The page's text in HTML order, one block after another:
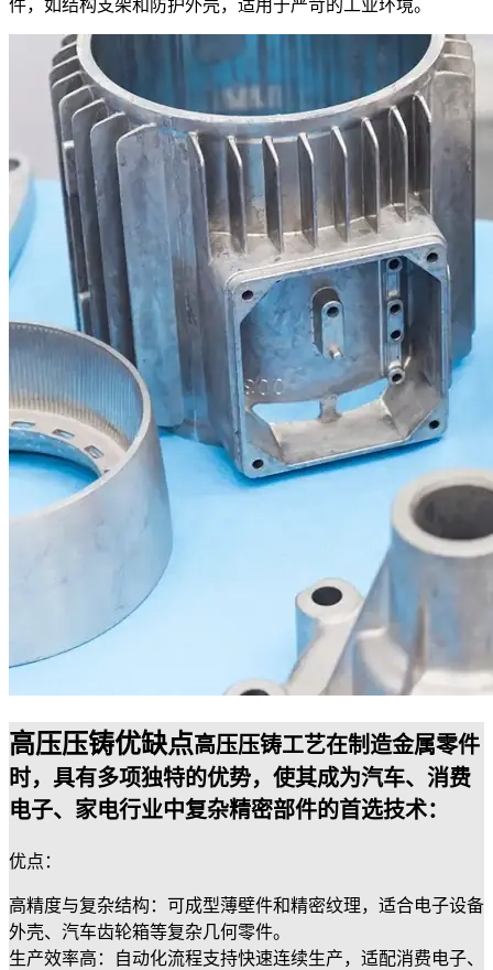
件，如结构支架和防护外壳，适用于严苛的工业环境。
高压压铸优缺点高压压铸工艺在制造金属零件
时，具有多项独特的优势，使其成为汽车、消费
电子、家电行业中复杂精密部件的首选技术：
优点：
​高精度与复杂结构：可成型薄壁件和精密纹理，适合电子设备
外壳、汽车齿轮箱等复杂几何零件。
​生产效率高：自动化流程支持快速连续生产，适配消费电子、